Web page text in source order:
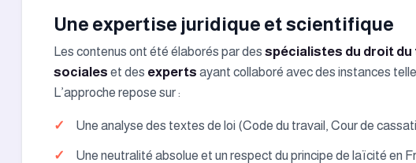
Une expertise juridique et scientifique
Les contenus ont été élaborés par des spécialistes du droit du
sociales et des experts ayant collaboré avec des instances
L’approche repose sur :
Une analyse des textes de loi (Code du travail, Cour de
Une neutralité absolue et un respect du principe de laïcité en